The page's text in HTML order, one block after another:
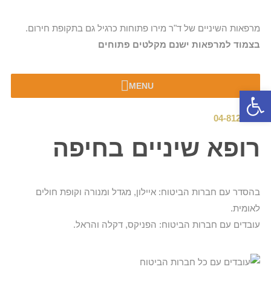
מרפאות השיניים של ד"ר מירו פתוחות כרגיל גם בתקופת חירום.
בצמוד למרפאות ישנם מקלטים פתוחים
MENU
04-8123050
רופא שיניים בחיפה
בהסדר עם חברות הביטוח: איילון, מגדל ומנורה וקופת חולים
לאומית.
עובדים עם חברות הביטוח: הפניקס, דקלה והראל.
פתח סרגל נגישות